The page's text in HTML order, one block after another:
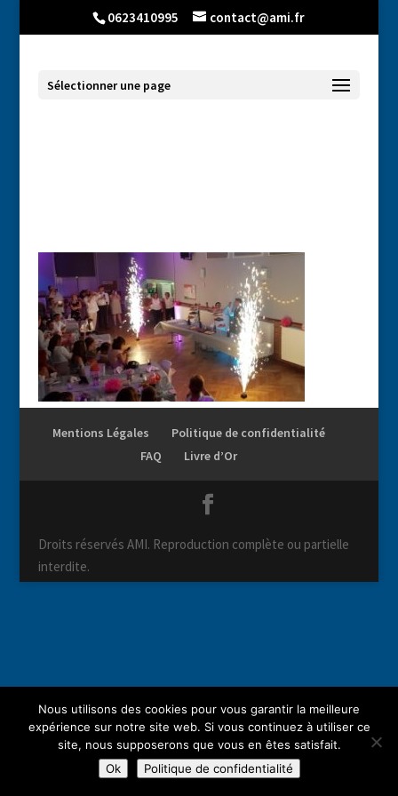
0623410995 contact@ami.fr
Sélectionner une page
Mentions Légales
Politique de confidentialité
FAQ
Livre d’Or
Droits réservés AMI. Reproduction complète ou partielle
interdite.
Nous utilisons des cookies pour vous garantir la meilleure
expérience sur notre site web. Si vous continuez à utiliser ce
site, nous supposerons que vous en êtes satisfait.
Ok
Politique de confidentialité